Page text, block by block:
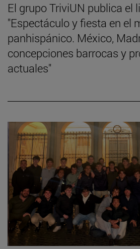
El grupo TriviUN publica el
"Espectáculo y fiesta en el
panhispánico. México,
concepciones barrocas y
actuales"